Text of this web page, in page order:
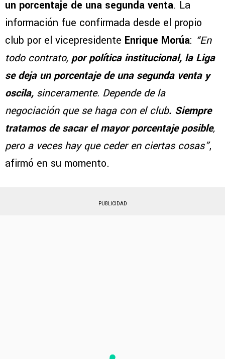
un porcentaje de una segunda venta. La
información fue confirmada desde el propio
club por el vicepresidente Enrique Morúa: “En
todo contrato, por política institucional, la Liga
se deja un porcentaje de una segunda venta y
oscila, sinceramente. Depende de la
negociación que se haga con el club. Siempre
tratamos de sacar el mayor porcentaje posible,
pero a veces hay que ceder en ciertas cosas”,
afirmó en su momento.
PUBLICIDAD